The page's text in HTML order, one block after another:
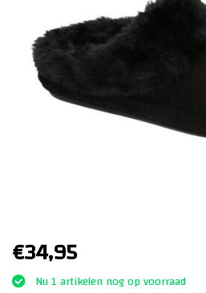
€34,95
Nu 1 artikelen nog op voorraad